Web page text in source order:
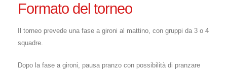
Formato del torneo
Il torneo prevede una fase a gironi al mattino, con gruppi da 3 o 4
squadre.
Dopo la fase a gironi, pausa pranzo con possibilità di pranzare